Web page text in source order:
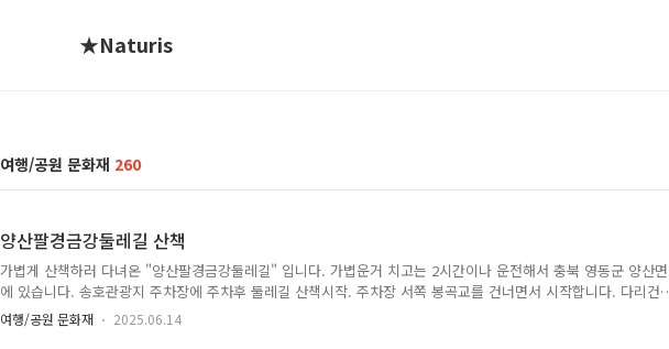
★Naturis
여행/공원 문화재 260
양산팔경금강둘레길 산책
가볍게 산책하러 다녀온 "양산팔경금강둘레길" 입니다. 가볍운거 치고는 2시간이나 운전해서 충북 영동군 양산면
에 있습니다. 송호관광지 주차장에 주차후 둘레길 산책시작. 주차장 서쪽 봉곡교를 건너면서 시작합니다. 다리건
너 우측의 산을 걷는게 주 산책코스입니다. 야산에서 산책시작. 중간에 다리도 있는데 그냥 패스. 야산 산책길 쭉
걸었습니다. 계단이 좀 있는데 그냥 야산의 계단수준이라 부담은 없습니다. 금강 한줄기야산쪽 끝나고 다리건너
여행/공원 문화재 2025.06.14